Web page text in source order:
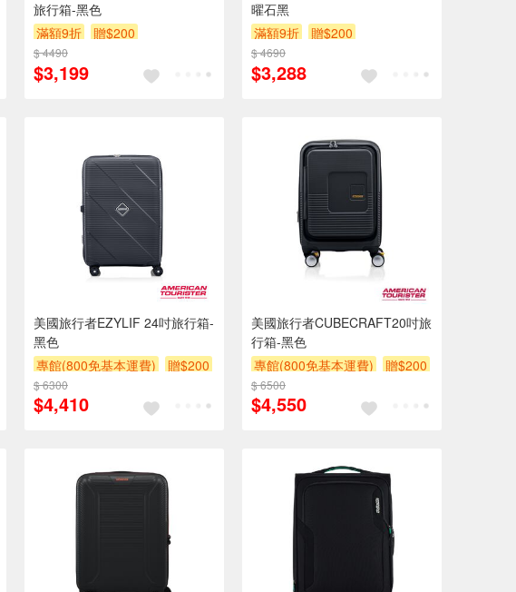
旅行箱-黑色
滿額9折
贈$200
$ 4490
$3,199
曜石黑
滿額9折
贈$200
$ 4690
$3,288
美國旅行者EZYLIF 24吋旅行箱-
黑色
專館(800免基本運費)
贈$200
$ 6300
$4,410
美國旅行者CUBECRAFT20吋旅
行箱-黑色
專館(800免基本運費)
贈$200
$ 6500
$4,550